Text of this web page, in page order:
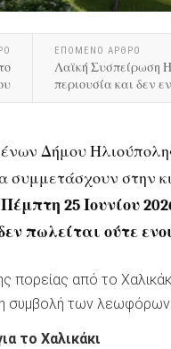
ΕΠΟΜΕΝΟ ΑΡΘΡΟ
Λαϊκή Συσπείρωση
περιουσία και δεν
Δήμου Ηλιούπολης
συμμετάσχουν στην
Πέμπτη 25 Ιουνίου
πωλείται ούτε
από το
συμβολή των λεωφόρων
το Χαλικάκι